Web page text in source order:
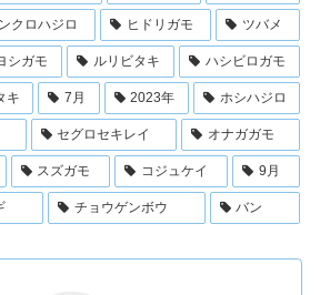
クロハジロ ヒドリガモ ツバメ
シガモ ルリビタキ ハシビロガモ
キ 7月 2023年 ホシハジロ
セグロセキレイ オナガガモ
スズガモ コジュケイ 9月
チョウゲンボウ バン